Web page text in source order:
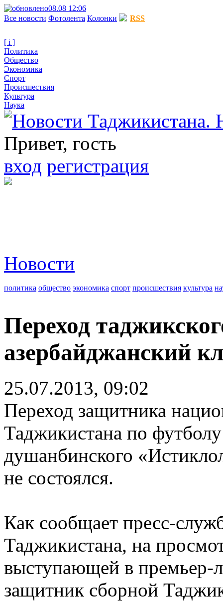
08.08 12:06
Все новости Фотолента Колонки RSS
[ i ]
Политика
Общество
Экономика
Спорт
Происшествия
Культура
Наука
Привет, гость
вход регистрация
Новости
политика общество экономика спорт происшествия культура
Переход
азербайджанский
25.07.2013, 09:02
Переход защитника
Таджикистана по
душанбинского
не состоялся.
Как сообщает пресс-
Таджикистана, на
выступающей в премьер-
защитник сборной